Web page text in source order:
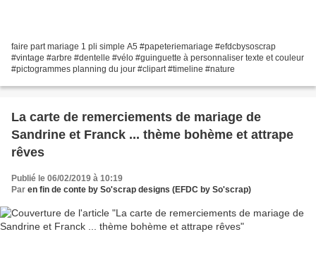
faire part mariage 1 pli simple A5 #papeteriemariage #efdcbysoscrap
#vintage #arbre #dentelle #vélo #guinguette à personnaliser texte et couleur
#pictogrammes planning du jour #clipart #timeline #nature
La carte de remerciements de mariage de
Sandrine et Franck ... thème bohème et attrape
rêves
Publié le 06/02/2019 à 10:19
Par en fin de conte by So'scrap designs (EFDC by So'scrap)